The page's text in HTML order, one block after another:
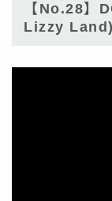
【No.28】
Lizzy Land)